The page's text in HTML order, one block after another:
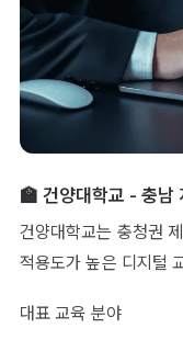
🏫 건양대학교 - 충남
건양대학교는 충청권
적용도가 높은 디지털
대표 교육 분야